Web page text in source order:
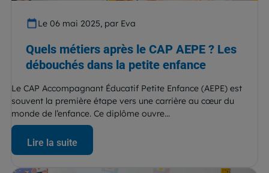
Le 06 mai 2025, par Eva
Quels métiers après le CAP AEPE ? Les
débouchés dans la petite enfance
Le CAP Accompagnant Éducatif Petite Enfance (AEPE) est
souvent la première étape vers une carrière au cœur du
monde de l’enfance. Ce diplôme ouvre...
Lire la suite